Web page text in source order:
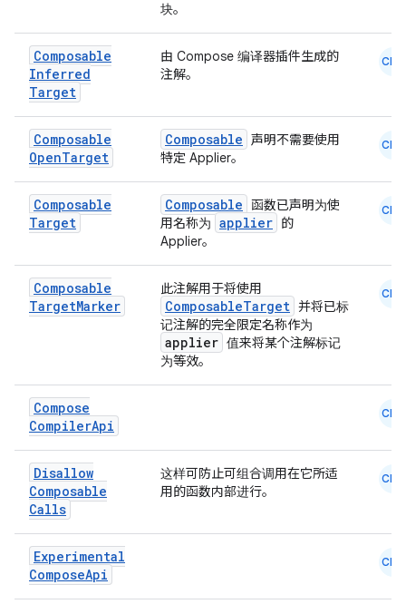
块。
Composable
Inferred
Target
由 Compose 编译器插件生成的
注解。
CMN
Composable
OpenTarget
Composable 声明不需要使用
特定 Applier。
CMN
Composable
Target
Composable 函数已声明为使
用名称为 applier 的
Applier。
CMN
Composable
TargetMarker
此注解用于将使用
ComposableTarget 并将已标
记注解的完全限定名称作为
applier 值来将某个注解标记
为等效。
CMN
Compose
CompilerApi
CMN
Disallow
Composable
Calls
这样可防止可组合调用在它所适
用的函数内部进行。
CMN
Experimental
ComposeApi
CMN